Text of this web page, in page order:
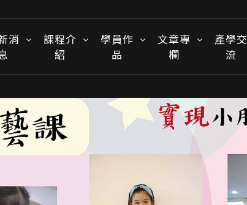
消
課程介
紹
學員作
品
文章專
欄
產學交
流